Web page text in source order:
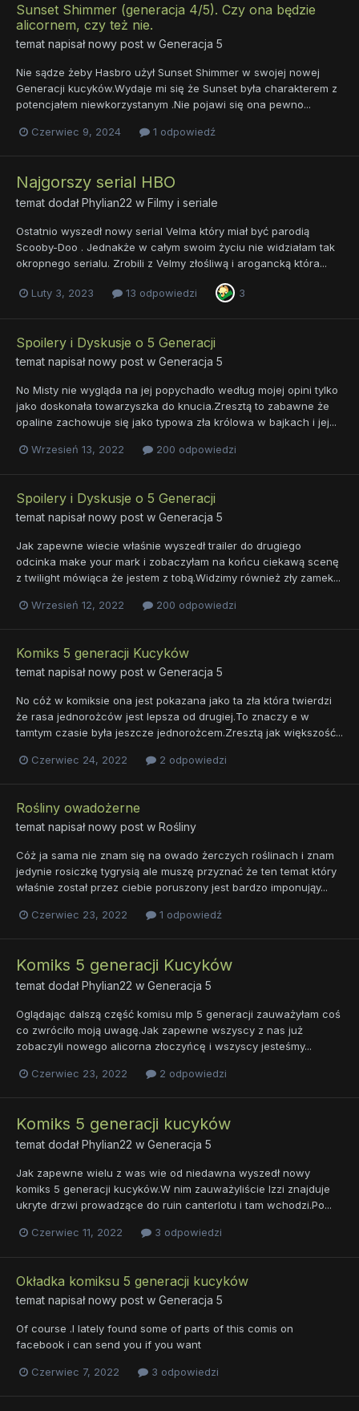
Sunset Shimmer (generacja 4/5). Czy ona będzie
alicornem, czy też nie.
temat napisał nowy post w Generacja 5
Nie sądze żeby Hasbro użył Sunset Shimmer w swojej nowej
Generacji kucyków.Wydaje mi się że Sunset była charakterem z
potencjałem niewkorzystanym .Nie pojawi się ona pewno...
Czerwiec 9, 2024 1 odpowiedź
Najgorszy serial HBO
temat dodałPhylian22 w Filmy i seriale
Ostatnio wyszedł nowy serial Velma który miał być parodią
Scooby-Doo . Jednakże w całym swoim życiu nie widziałam tak
okropnego serialu. Zrobili z Velmy złośliwą i arogancką która...
Luty 3, 2023 13 odpowiedzi 3
Spoilery i Dyskusje o 5 Generacji
temat napisał nowy post w Generacja 5
No Misty nie wygląda na jej popychadło według mojej opini tylko
jako doskonała towarzyszka do knucia.Zresztą to zabawne że
opaline zachowuje się jako typowa zła królowa w bajkach i jej...
Wrzesień 13, 2022 200 odpowiedzi
Spoilery i Dyskusje o 5 Generacji
temat napisał nowy post w Generacja 5
Jak zapewne wiecie właśnie wyszedł trailer do drugiego
odcinka make your mark i zobaczyłam na końcu ciekawą scenę
z twilight mówiąca że jestem z tobą.Widzimy również zły zamek...
Wrzesień 12, 2022 200 odpowiedzi
Komiks 5 generacji Kucyków
temat napisał nowy post w Generacja 5
No cóż w komiksie ona jest pokazana jako ta zła która twierdzi
że rasa jednorożców jest lepsza od drugiej.To znaczy e w
tamtym czasie była jeszcze jednorożcem.Zresztą jak większość...
Czerwiec 24, 2022 2 odpowiedzi
Rośliny owadożerne
temat napisał nowy post w Rośliny
Cóż ja sama nie znam się na owado żerczych roślinach i znam
jedynie rosiczkę tygrysią ale muszę przyznać że ten temat który
właśnie został przez ciebie poruszony jest bardzo imponująy...
Czerwiec 23, 2022 1 odpowiedź
Komiks 5 generacji Kucyków
temat dodałPhylian22 w Generacja 5
Oglądając dalszą część komisu mlp 5 generacji zauważyłam coś
co zwróciło moją uwagę.Jak zapewne wszyscy z nas już
zobaczyli nowego alicorna złoczyńcę i wszyscy jesteśmy...
Czerwiec 23, 2022 2 odpowiedzi
Komiks 5 generacji kucyków
temat dodałPhylian22 w Generacja 5
Jak zapewne wielu z was wie od niedawna wyszedł nowy
komiks 5 generacji kucyków.W nim zauważyliście Izzi znajduje
ukryte drzwi prowadzące do ruin canterlotu i tam wchodzi.Po...
Czerwiec 11, 2022 3 odpowiedzi
Okładka komiksu 5 generacji kucyków
temat napisał nowy post w Generacja 5
Of course .I lately found some of parts of this comis on
facebook i can send you if you want
Czerwiec 7, 2022 3 odpowiedzi